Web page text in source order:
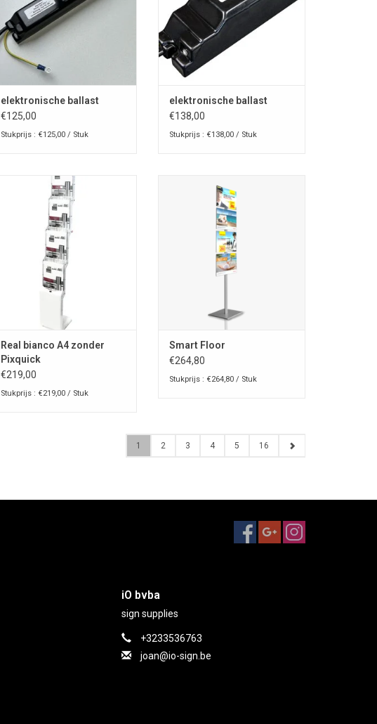
Transformatoren voor blauwe en
rode gasontladingsbuizen,
installatie binnen en buiten.
Diverse dimbare opties.
TOEVOEGEN AAN WINKELWAGEN
elektronische ballast
€125,00
Stukprijs : €125,00 / Stuk
Transformatoren voor blauwe en
rode gasontladingsbuizen,
installatie binnen en buiten.
Diverse dimbare opties.
TOEVOEGEN AAN WINKELWAGEN
elektronische ballast
€138,00
Stukprijs : €138,00 / Stuk
Opvouwbare Brochurehouder met
4 brochurevakken A4 van slagvast
polycarbonaat, basis mat wit
gelakt MDF, zijstijlen en
frontpaneel mat wit gepoedercoat
metaal.
TOEVOEGEN AAN WINKELWAGEN
Real bianco A4 zonder
Pixquick
€219,00
Stukprijs : €219,00 / Stuk
presentatie display voor
eenvoudige en snelle informatie-
uitwisseling van infobladen. Het
sobere ontwerp benadrukt wat
echt telt: uw informatie!
Smart Floor
€264,80
Stukprijs : €264,80 / Stuk
1 2 3 4 5 16
iO bvba
sign supplies
+3233536763
joan@io-sign.be